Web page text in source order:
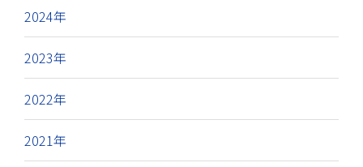
2024年
2023年
2022年
2021年